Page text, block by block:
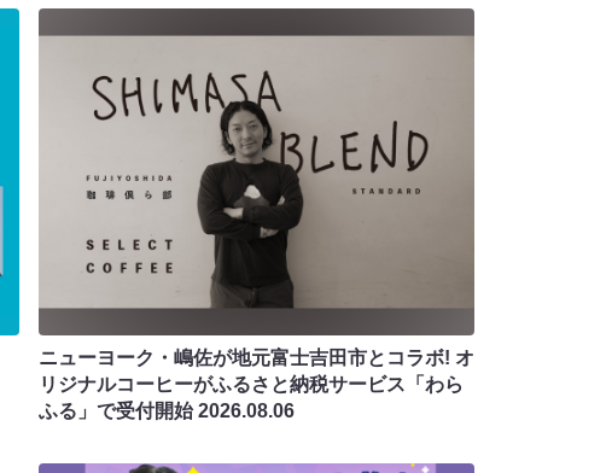
ニューヨーク・嶋佐が地元富士吉田市とコラボ! オ
リジナルコーヒーがふるさと納税サービス「わら
ふる」で受付開始2026.08.06